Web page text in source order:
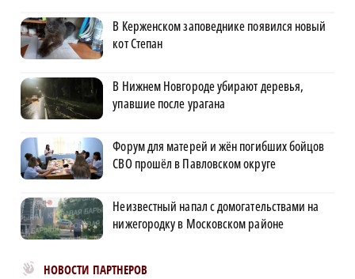
В Керженском заповеднике появился новый
кот Степан
В Нижнем Новгороде убирают деревья,
упавшие после урагана
Форум для матерей и жён погибших бойцов
СВО прошёл в Павловском округе
Неизвестный напал с домогательствами на
нижегородку в Московском районе
НОВОСТИ ПАРТНЕРОВ
Новости МирТесен